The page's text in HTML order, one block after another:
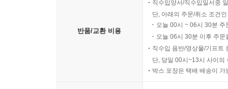
반품/교환 비용
직수입양서/직수입일서중
단, 아래의 주문/취소 조건
오늘 00시 ~ 06시 30분
오늘 06시 30분 이후 주
직수입 음반/영상물/기프트
단, 당일 00시~13시 사이의
박스 포장은 택배 배송이